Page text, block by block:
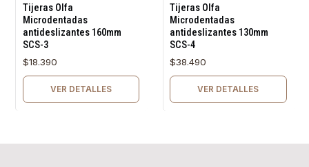
Tijeras Olfa
Microdentadas
antideslizantes 160mm
SCS-3
$18.390
VER DETALLES
Tijeras Olfa
Microdentadas
antideslizantes 130mm
SCS-4
$38.490
VER DETALLES